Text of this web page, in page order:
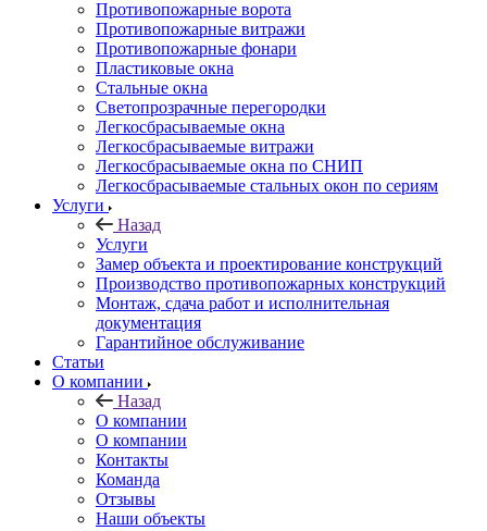
Противопожарные ворота
Противопожарные витражи
Противопожарные фонари
Пластиковые окна
Стальные окна
Светопрозрачные перегородки
Легкосбрасываемые окна
Легкосбрасываемые витражи
Легкосбрасываемые окна по СНИП
Легкосбрасываемые стальных окон по сериям
Услуги
Назад
Услуги
Замер объекта и проектирование конструкций
Производство противопожарных конструкций
Монтаж, сдача работ и исполнительная
документация
Гарантийное обслуживание
Статьи
О компании
Назад
О компании
О компании
Контакты
Команда
Отзывы
Наши объекты